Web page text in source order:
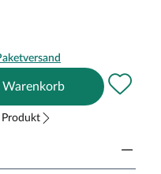
Warenkorb
Produkt